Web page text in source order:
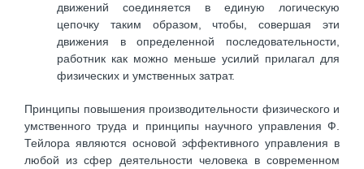
движений соединяется в единую логическую
цепочку таким образом, чтобы, совершая эти
движения в определенной последовательности,
работник как можно меньше усилий прилагал для
физических и умственных затрат.
Принципы повышения производительности физического и
умственного труда и принципы научного управления Ф.
Тейлора являются основой эффективного управления в
любой из сфер деятельности человека в современном